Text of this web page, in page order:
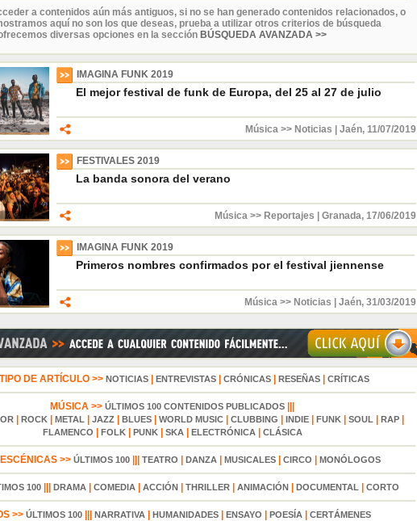
a contenidos aún más antiguos, si no se han generado contenidos relacionados, o
aquí no son los que deseas, prueba a utilizar otros criterios de búsqueda
diversas opciones en la sección BÚSQUEDA AVANZADA >>
IMAGINA FUNK 2019
El mejor festival de funk de Europa, del 25 al 27 de julio
Música >> Noticias Jaén, 11/07/2019
FESTIVALES 2019
La banda sonora del verano
Música >> Reportajes Granada, 17/06/2019
IMAGINA FUNK 2019
Primeros nombres confirmados por el festival jiennense
Música >> Noticias Jaén, 31/03/2019
DE ARTÍCULO >> NOTICIAS| ENTREVISTAS| CRÓNICAS| RESEÑAS| CRÍTICAS
MÚSICA >> ÚLTIMOS 100 CONTENIDOS PUBLICADOS
| ROCK| METAL| JAZZ| BLUES| WORLD MUSIC| CLUBBING INDIE| FUNK| SOUL| RAP|
FLAMENCO FOLK| PUNK| SKA| ELECTRÓNICA| CLÁSICA
>> ÚLTIMOS 100||| TEATRO DANZA| MUSICALES| CIRCO MONÓLOGOS
100 DRAMA COMEDIA ACCIÓN THRILLER ANIMACIÓN DOCUMENTAL CORTO
>> ÚLTIMOS 100 NARRATIVA HUMANIDADES ENSAYO POESÍA CERTÁMENES